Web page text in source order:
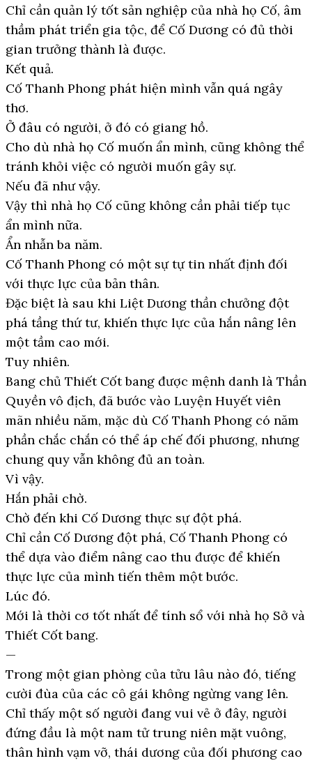
Chỉ cần quản lý tốt sản nghiệp của nhà họ Cố, âm
thầm phát triển gia tộc, để Cố Dương có đủ thời
gian trưởng thành là được.
Kết quả.
Cố Thanh Phong phát hiện mình vẫn quá ngây
thơ.
Ở đâu có người, ở đó có giang hồ.
Cho dù nhà họ Cố muốn ẩn mình, cũng không thể
tránh khỏi việc có người muốn gây sự.
Nếu đã như vậy.
Vậy thì nhà họ Cố cũng không cần phải tiếp tục
ẩn mình nữa.
Ẩn nhẫn ba năm.
Cố Thanh Phong có một sự tự tin nhất định đối
với thực lực của bản thân.
Đặc biệt là sau khi Liệt Dương thần chưởng đột
phá tầng thứ tư, khiến thực lực của hắn nâng lên
một tầm cao mới.
Tuy nhiên.
Bang chủ Thiết Cốt bang được mệnh danh là Thần
Quyền vô địch, đã bước vào Luyện Huyết viên
mãn nhiều năm, mặc dù Cố Thanh Phong có năm
phần chắc chắn có thể áp chế đối phương, nhưng
chung quy vẫn không đủ an toàn.
Vì vậy.
Hắn phải chờ.
Chờ đến khi Cố Dương thực sự đột phá.
Chỉ cần Cố Dương đột phá, Cố Thanh Phong có
thể dựa vào điểm nâng cao thu được để khiến
thực lực của mình tiến thêm một bước.
Lúc đó.
Mới là thời cơ tốt nhất để tính sổ với nhà họ Sở và
Thiết Cốt bang.
—
Trong một gian phòng của tửu lâu nào đó, tiếng
cười đùa của các cô gái không ngừng vang lên.
Chỉ thấy một số người đang vui vẻ ở đây, người
đứng đầu là một nam tử trung niên mặt vuông,
thân hình vạm vỡ, thái dương của đối phương cao